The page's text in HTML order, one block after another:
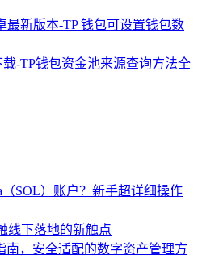
最新版本-TP 钱包可设置钱包数
载-TP钱包资金池来源查询方法全
（SOL）账户？新手超详细操作
线下落地的新触点
南，安全适配的数字资产管理方